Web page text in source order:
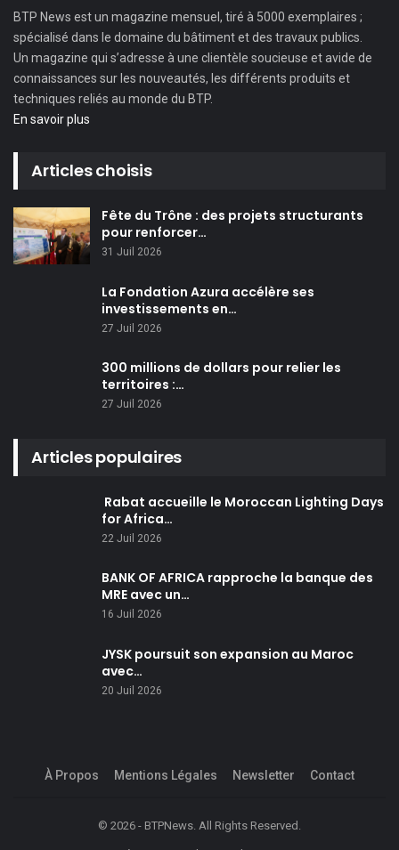
BTP News est un magazine mensuel, tiré à 5000 exemplaires ;
spécialisé dans le domaine du bâtiment et des travaux publics.
Un magazine qui s’adresse à une clientèle soucieuse et avide de
connaissances sur les nouveautés, les différents produits et
techniques reliés au monde du BTP.
En savoir plus
Articles choisis
Fête du Trône : des projets structurants
pour renforcer…
31 Juil 2026
La Fondation Azura accélère ses
investissements en…
27 Juil 2026
300 millions de dollars pour relier les
territoires :…
27 Juil 2026
Articles populaires
Rabat accueille le Moroccan Lighting Days
for Africa…
22 Juil 2026
BANK OF AFRICA rapproche la banque des
MRE avec un…
16 Juil 2026
JYSK poursuit son expansion au Maroc
avec…
20 Juil 2026
À Propos Mentions Légales Newsletter Contact
© 2026 - BTPNews. All Rights Reserved.